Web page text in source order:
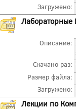
Загружено:
Лабораторные
Описание:
Скачано раз:
Размер файла:
Загружено:
Лекции по